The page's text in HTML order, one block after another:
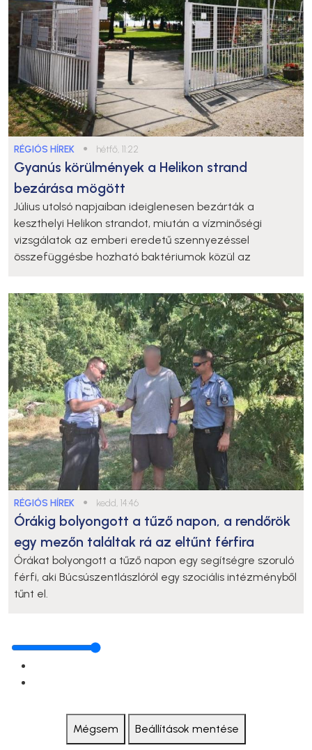
RÉGIÓS HÍREK ● hétfő, 11:22
Gyanús körülmények a Helikon strand
bezárása mögött
Július utolsó napjaiban ideiglenesen bezárták a
keszthelyi Helikon strandot, miután a vízminőségi
vizsgálatok az emberi eredetű szennyezéssel
összefüggésbe hozható baktériumok közül az
RÉGIÓS HÍREK ● kedd, 14:46
Órákig bolyongott a tűző napon, a rendőrök
egy mezőn találtak rá az eltűnt férfira
Órákat bolyongott a tűző napon egy segítségre szoruló
férfi, aki Búcsúszentlászlóról egy szociális intézményből
tűnt el.
Mégsem Beállítások mentése